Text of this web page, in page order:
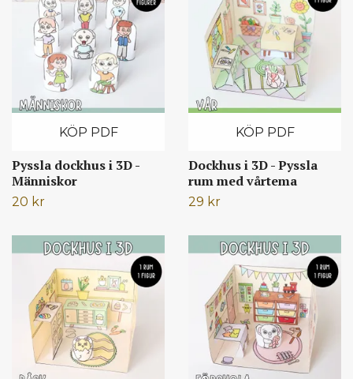
KÖP PDF
Pyssla dockhus i 3D -
Människor
20 kr
KÖP PDF
Dockhus i 3D - Pyssla
rum med vårtema
29 kr